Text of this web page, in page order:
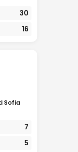
30
16
Sofia
7
5